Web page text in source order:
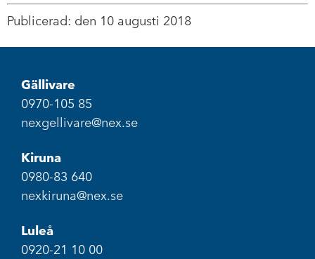
Publicerad: den 10 augusti 2018
Gällivare
0970-105 85
nexgellivare@nex.se
Kiruna
0980-83 640
nexkiruna@nex.se
Luleå
0920-21 10 00